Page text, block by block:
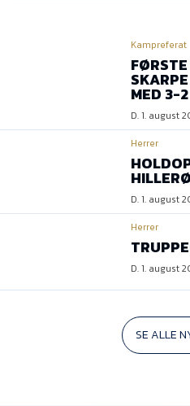
Kampreferat
MED 3-2
D. 1. august
Herrer
D. 1. august
Herrer
D. 1. august
SE ALLE